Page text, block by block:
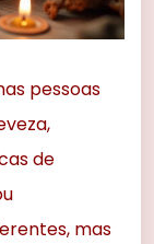
pessoas
de
mas